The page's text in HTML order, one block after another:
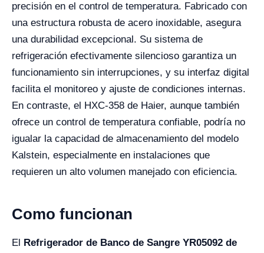
precisión en el control de temperatura. Fabricado con
una estructura robusta de acero inoxidable, asegura
una durabilidad excepcional. Su sistema de
refrigeración efectivamente silencioso garantiza un
funcionamiento sin interrupciones, y su interfaz digital
facilita el monitoreo y ajuste de condiciones internas.
En contraste, el HXC-358 de Haier, aunque también
ofrece un control de temperatura confiable, podría no
igualar la capacidad de almacenamiento del modelo
Kalstein, especialmente en instalaciones que
requieren un alto volumen manejado con eficiencia.
Como funcionan
El Refrigerador de Banco de Sangre YR05092 de